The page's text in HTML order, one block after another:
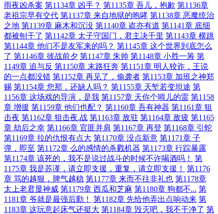
雨夜凶杀案 第1134章 凶手？ 第1135章 吾儿，抱歉 第1136章
老祖宗早有交代 第1137章 来自地狱的咆哮 第1138章 恶魔统治
之地 第1139章 麻木和沉没 第1140章 盗亦有道 第1141章 底细
都被刨干了 第1142章 太子守国门，君主决千里 第1143章 横跳
第1144章 他们不是友军来的吗？ 第1145章 这个世界到底怎么
了 第1146章 彼战前夕 第1147章 朱帅 第1148章 小胜一筹 第
1149章 追与反 第1150章 末路狂奔 第1151章 明人狡诈，王说
的一点都没错 第1152章 再见了，偷袭者 第1153章 加班之神郑
赐 第1154章 您那，还缺人吗？ 第1155章 天堑若变坦途 第
1156章 这场戏的导演，是我 第1157章 天你个嘚儿的雷 第1158
章 增援 第1159章 他们也配？ 第1160章 吾有神器 第1161章 狙
击夜 第1162章 狙击夜.战 第1163章 敌驻 第1164章 敌疲 第1165
章 劫后之幸 第1166章 官匪并肩 第1167章 再登 第1168章 引蛇
第1169章 拉的仇恨有点大 第1170章 没点新意 第1171章 子
弹，即至 第1172章 么的感情的杀戮机器 第1173章 行踪暴露
第1174章 该死的，我不是说过战斗的时候不许喝酒吗！
第
1175章 我是苏谨，请立即支援，重复，请立即支援！
第1176
章 骂的越狠，脾气越稳 第1177章 来而不往非礼也 第1178章
太上老君显神威 第1179章 西瓜和芝麻 第1180章 狗都不... 第
1181章 爷就是最强后勤！
第1182章 先给他弄出点响动来 第
1183章 这玩意起床气还挺大 第1184章 毁灭吧，我不干净了 第